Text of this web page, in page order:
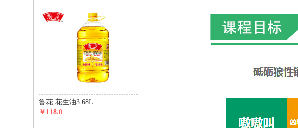
鲁花 花生油3.68L
￥118.0